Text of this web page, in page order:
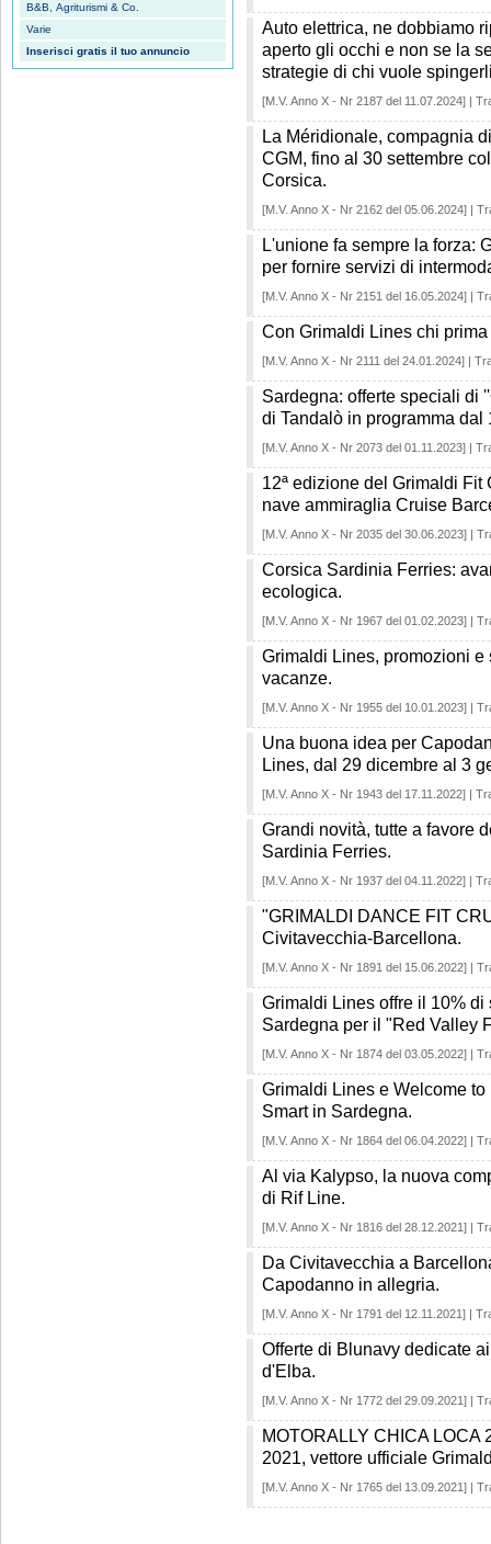
B&B, Agriturismi & Co.
Varie
Inserisci gratis il tuo annuncio
Auto elettrica, ne dobbiamo
aperto gli occhi e non se la
strategie di chi vuole
[M.V. Anno X - Nr 2187 del 11.07.2024] |
La Méridionale, compagnia
CGM, fino al 30 settembre
Corsica.
[M.V. Anno X - Nr 2162 del 05.06.2024] |
L'unione fa sempre la forza:
per fornire servizi di
[M.V. Anno X - Nr 2151 del 16.05.2024] |
Con Grimaldi Lines chi
[M.V. Anno X - Nr 2111 del 24.01.2024] |
Sardegna: offerte speciali di
di Tandalò in programma dal
[M.V. Anno X - Nr 2073 del 01.11.2023] |
12ª edizione del Grimaldi
nave ammiraglia Cruise
[M.V. Anno X - Nr 2035 del 30.06.2023] |
Corsica Sardinia Ferries:
ecologica.
[M.V. Anno X - Nr 1967 del 01.02.2023] |
Grimaldi Lines, promozioni
vacanze.
[M.V. Anno X - Nr 1955 del 10.01.2023] |
Una buona idea per
Lines, dal 29 dicembre al 3
[M.V. Anno X - Nr 1943 del 17.11.2022] |
Grandi novità, tutte a favore
Sardinia Ferries.
[M.V. Anno X - Nr 1937 del 04.11.2022] |
"GRIMALDI DANCE FIT
Civitavecchia-Barcellona.
[M.V. Anno X - Nr 1891 del 15.06.2022] |
Grimaldi Lines offre il 10%
Sardegna per il "Red Valley
[M.V. Anno X - Nr 1874 del 03.05.2022] |
Grimaldi Lines e Welcome
Smart in Sardegna.
[M.V. Anno X - Nr 1864 del 06.04.2022] |
Al via Kalypso, la nuova
di Rif Line.
[M.V. Anno X - Nr 1816 del 28.12.2021] |
Da Civitavecchia a
Capodanno in allegria.
[M.V. Anno X - Nr 1791 del 12.11.2021] |
Offerte di Blunavy dedicate
d'Elba.
[M.V. Anno X - Nr 1772 del 29.09.2021] |
MOTORALLY CHICA LOCA
2021, vettore ufficiale
[M.V. Anno X - Nr 1765 del 13.09.2021] |